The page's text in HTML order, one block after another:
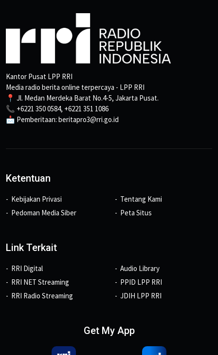
Kantor Pusat LPP RRI
Media radio berita online terpercaya - LPP RRI
📍 Jl. Medan Merdeka Barat No.4-5, Jakarta Pusat.
📞 +6221 350 0584, +6221 351 1086
📩 Pemberitaan: beritapro3@rri.go.id
Ketentuan
Kebijakan Privasi
Pedoman Media Siber
Tentang Kami
Peta Situs
Link Terkait
RRI Digital
RRI NET Streaming
RRI Radio Streaming
Audio Library
PPID LPP RRI
JDIH LPP RRI
Get My App